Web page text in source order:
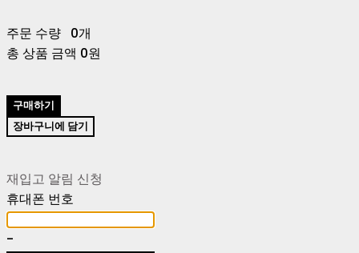
주문 수량 0개
총 상품 금액 0원
구매하기
장바구니에 담기
재입고 알림 신청
휴대폰 번호
-